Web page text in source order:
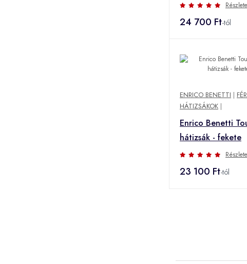
24 700 Ft-tól
ENRICO BENETTI |
HÁTIZSÁKOK |
Enrico Benetti
hátizsák - fekete
23 100 Ft-tól